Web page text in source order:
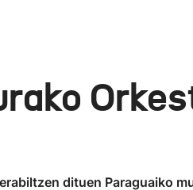
dituen Paraguaiko